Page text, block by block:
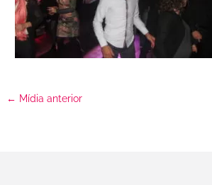
← Mídia anterior